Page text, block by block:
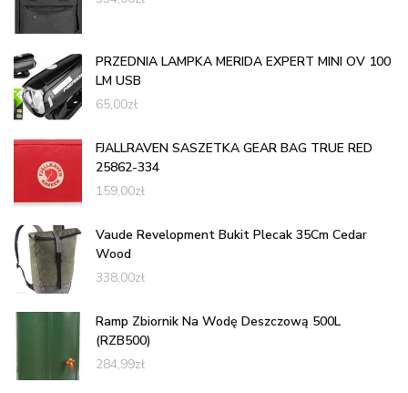
PRZEDNIA LAMPKA MERIDA EXPERT MINI OV 100
LM USB
65,00zł
FJALLRAVEN SASZETKA GEAR BAG TRUE RED
25862-334
159,00zł
Vaude Revelopment Bukit Plecak 35Cm Cedar
Wood
338,00zł
Ramp Zbiornik Na Wodę Deszczową 500L
(RZB500)
284,99zł